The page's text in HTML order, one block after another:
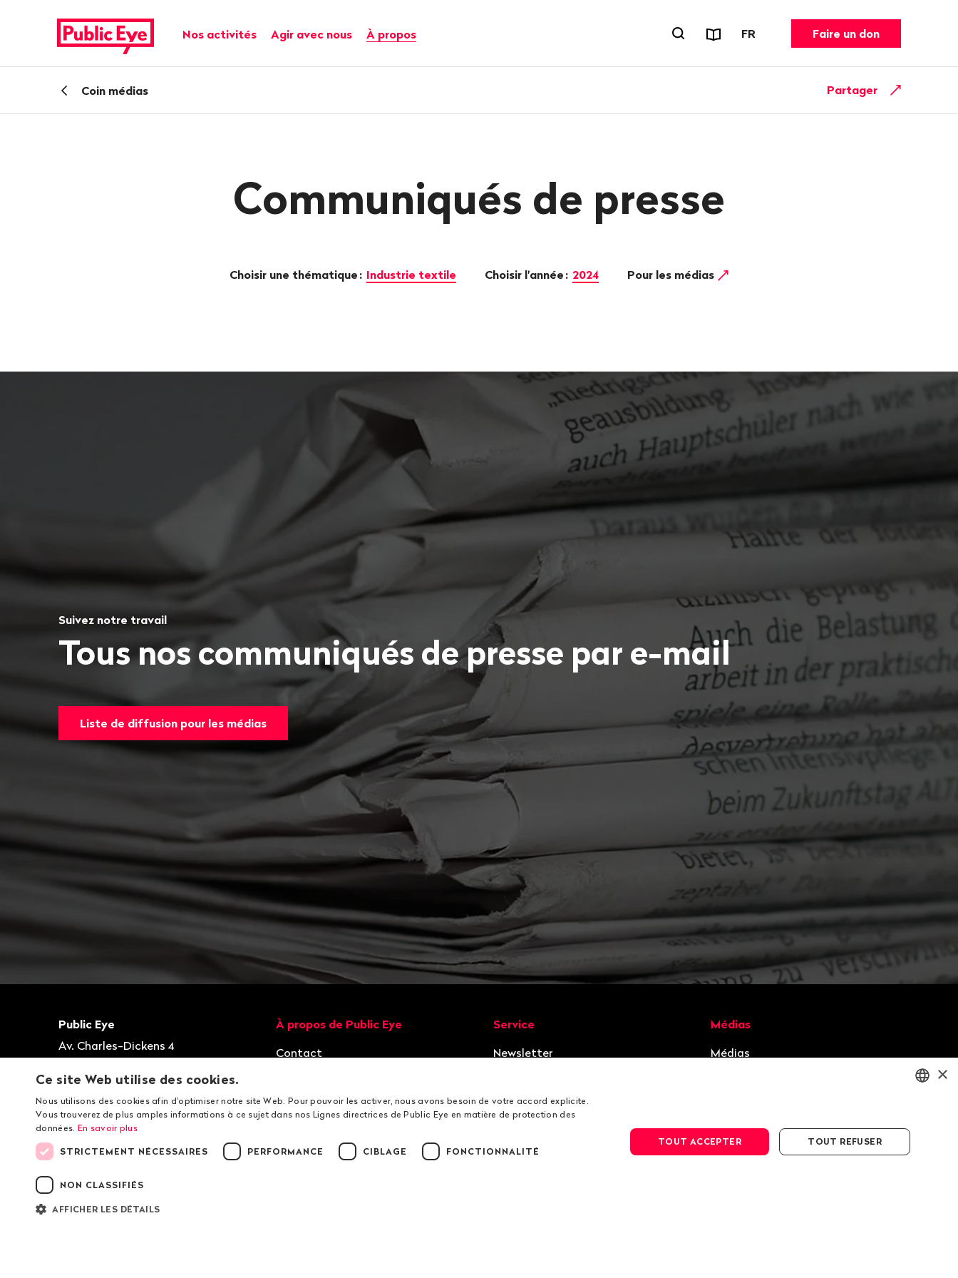
publiceye.ch
Navigation principale
Nos activités Agir avec nous À propos Ouvrir le formulaire de recherche
Rapports et dépliants
FR CHANGER DE LANGUE. LANGUE
Faire un don
RetourCoin médias Partager
Communiqués de presse
Choisir une thématique : Industrie textile Choisir l'année : 2024 Pour les médias
Suivez notre travail
Tous nos communiqués de presse par e-mail
Liste de diffusion pour les médias
Contact
Public Eye
Av. Charles-Dickens 4
T+41 21 620 03 03
contact@publiceye.ch
IBAN: CH64 0900 0000 1001 0813 5
WhatsApp
Navigation
À propos de Public Eye
Contact
Postes vacants
Service
Newsletter
RSS
Médias
Médias
DEUTSCH
×
Ce site Web utilise des cookies.
Nous utilisons des cookies afin d'optimiser notre site Web. Pour pouvoir les activer, nous avons besoin de votre accord explicite.
Vous trouverez de plus amples informations à ce sujet dans nos Lignes directrices de Public Eye en matière de protection des
données. En savoir plus
STRICTEMENT NÉCESSAIRES PERFORMANCE CIBLAGE FONCTIONNALITÉ
NON CLASSIFIÉS
AFFICHER LES DÉTAILS
TOUT ACCEPTER TOUT REFUSER